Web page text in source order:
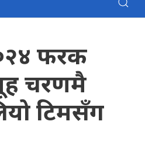
फरक
चरणमै
टिमसँग